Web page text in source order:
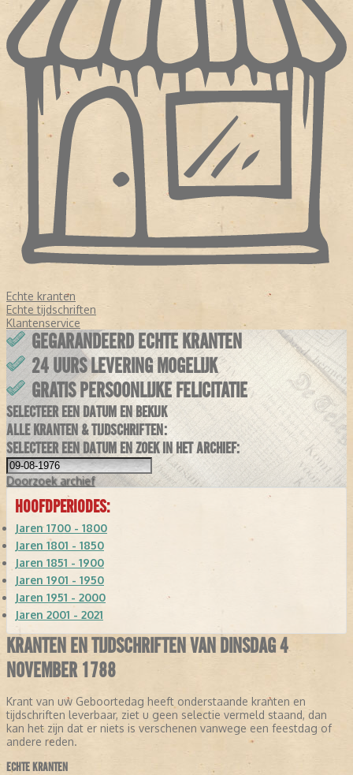
Echte kranten
Echte tijdschriften
Klantenservice
GEGARANDEERD ECHTE KRANTEN
24 UURS LEVERING MOGELIJK
GRATIS PERSOONLIJKE FELICITATIE
SELECTEER EEN DATUM EN BEKIJK
ALLE KRANTEN & TIJDSCHRIFTEN:
SELECTEER EEN DATUM EN ZOEK IN HET ARCHIEF:
Doorzoek archief
HOOFDPERIODES:
Jaren 1700 - 1800
Jaren 1801 - 1850
Jaren 1851 - 1900
Jaren 1901 - 1950
Jaren 1951 - 2000
Jaren 2001 - 2021
KRANTEN EN TIJDSCHRIFTEN VAN DINSDAG 4
NOVEMBER 1788
Krant van uw Geboortedag heeft onderstaande kranten en
tijdschriften leverbaar, ziet u geen selectie vermeld staand, dan
kan het zijn dat er niets is verschenen vanwege een feestdag of
andere reden.
ECHTE KRANTEN